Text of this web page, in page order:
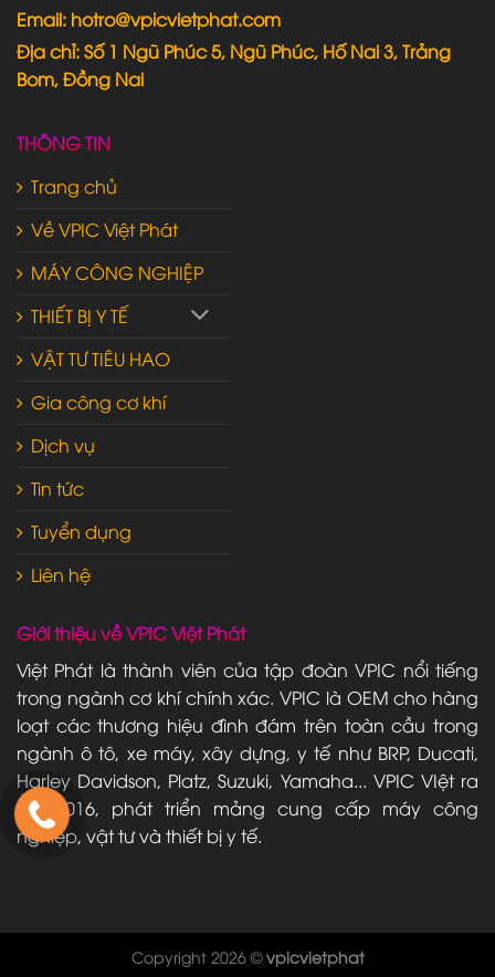
Email: hotro@vpicvietphat.com
Địa chỉ: Số 1 Ngũ Phúc 5, Ngũ Phúc, Hố Nai 3, Trảng
Bom, Đồng Nai
THÔNG TIN
Trang chủ
Về VPIC Việt Phát
MÁY CÔNG NGHIỆP
THIẾT BỊ Y TẾ
VẬT TƯ TIÊU HAO
Gia công cơ khí
Dịch vụ
Tin tức
Tuyển dụng
Liên hệ
Giới thiệu về VPIC Việt Phát
Việt Phát là thành viên của tập đoàn VPIC nổi tiếng
trong ngành cơ khí chính xác. VPIC là OEM cho hàng
loạt các thương hiệu đình đám trên toàn cầu trong
ngành ô tô, xe máy, xây dựng, y tế như BRP, Ducati,
Harley Davidson, Platz, Suzuki, Yamaha... VPIC VIệt ra
đời 2016, phát triển mảng cung cấp máy công
nghiệp, vật tư và thiết bị y tế.
Copyright 2026 ©vpicvietphat